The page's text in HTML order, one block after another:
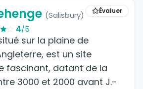
Évaluer
(Salisbury)
4/5
sur la plaine de
est un site
fascinant, datant de la
3000 et 2000 avant J.-